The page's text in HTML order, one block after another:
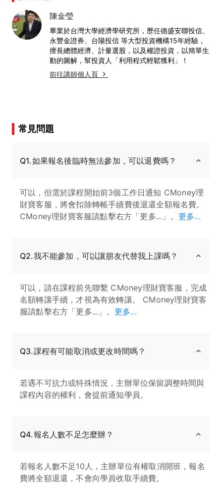
陳金瑩
畢業於台灣大學經濟學研究所，歷任德盛安聯投信、
永豐金證券、台陽投信 等大型投資機構15年經驗，
擅長總體經濟、計量選股，以及權證投資，以簡單生
動的圖解，幫投資人「利用程式輕鬆獲利」！
前往講師個人頁
常見問題
Q1.如果報名後臨時無法參加，可以退費嗎？
可以，但需於課程開始前3個工作日通知 CMoney理
財寶客服，將會扣除轉帳手續費後退還全額報名費。
CMoney理財寶客服請點擊右方「更多...」。 更多...
Q2.我不能參加，可以讓朋友代替我上課嗎？
可以，請在課程前先聯繫 CMoney理財寶客服，完成
名額轉讓手續，才視為有效轉讓。 CMoney理財寶客
服請點擊右方「更多...」。 更多...
Q3.課程有可能取消或更改時間嗎？
若遇不可抗力或特殊情況，主辦單位保留調整時間與
課程內容的權利，會提前通知學員。
Q4.報名人數不足怎麼辦？
若報名人數不足10人，主辦單位有權取消開班，報名
費將全額退還，不會向學員收取手續費。